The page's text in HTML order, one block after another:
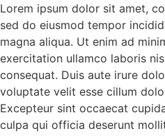
Lorem ipsum dolor sit amet,
sed do eiusmod tempor
magna aliqua. Ut enim ad
exercitation ullamco laboris
consequat. Duis aute irure
voluptate velit esse cillum
Excepteur sint occaecat
culpa qui officia deserunt